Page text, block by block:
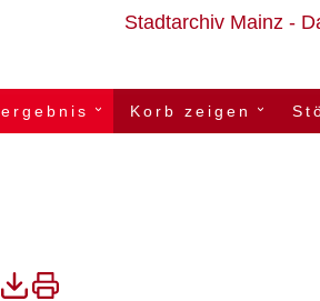
Stadtarchiv Mainz -
› Korb zeigen ›